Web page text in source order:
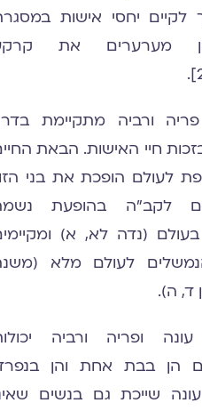
לקיים יחסי אישות
מערערים את
ורביה מתקיימת
חיי האישות. הבאת
לעולם הופכת את בני
לקב"ה בהופעת
(נדה לא, א)
לעולם מלא
ד, ה).
ופריה ורביה
הן בבת אחת והן
שייכת גם בנשים